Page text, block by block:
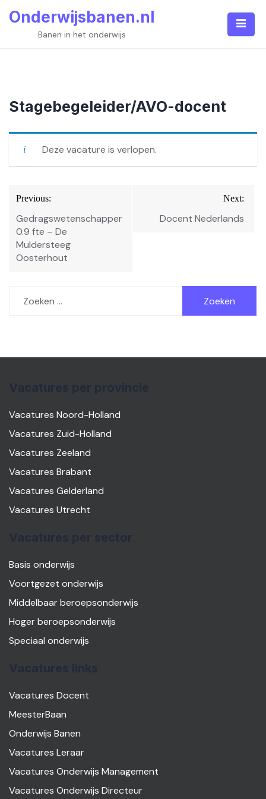
Onderwijsbanen.nl
Banen in het onderwijs
Stagebegeleider/AVO-docent
Deze vacature is verlopen.
Bericht
navigatie
Previous:
Gedragswetenschapper
0.9 fte – De
Muldersteeg
Oosterhout
Next:
Docent Nederlands
naar:
Vacatures Noord-Holland
Vacatures Zuid-Holland
Vacatures Zeeland
Vacatures Brabant
Vacatures Gelderland
Vacatures Utrecht
Basis onderwijs
Voortgezet onderwijs
Middelbaar beroepsonderwijs
Hoger beroepsonderwijs
Speciaal onderwijs
Vacatures Docent
MeesterBaan
Onderwijs Banen
Vacatures Leraar
Vacatures Onderwijs Management
Vacatures Onderwijs Directeur